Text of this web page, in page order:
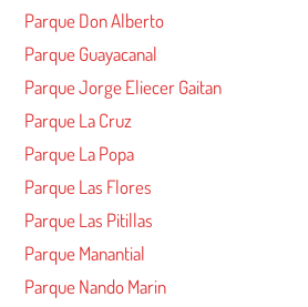
Parque Don Alberto
Parque Guayacanal
Parque Jorge Eliecer Gaitan
Parque La Cruz
Parque La Popa
Parque Las Flores
Parque Las Pitillas
Parque Manantial
Parque Nando Marin